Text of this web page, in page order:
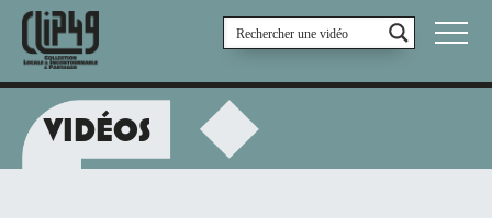
VIDÉOS